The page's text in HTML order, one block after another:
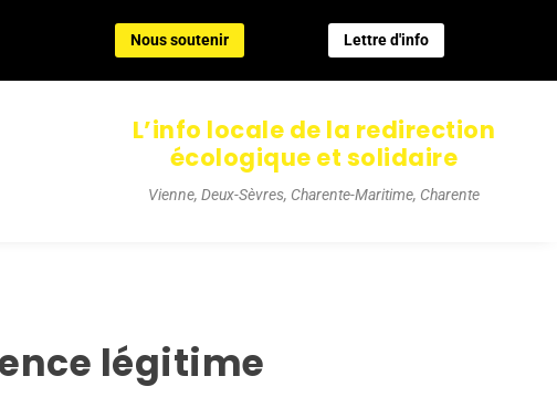
Nous soutenir Lettre d'info
L’info locale de la redirection
écologique et solidaire
Vienne, Deux-Sèvres, Charente-Maritime, Charente
Nous soutenir Lettre d'info
légitime